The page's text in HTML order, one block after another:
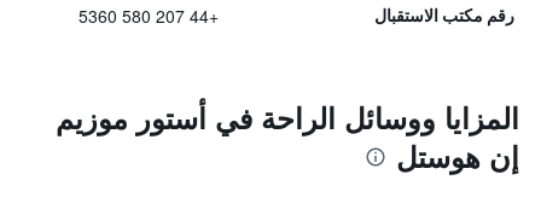
رقم مكتب الاستقبال +44 207 580 5360
المزايا ووسائل الراحة في أستور موزيم
إن هوستل